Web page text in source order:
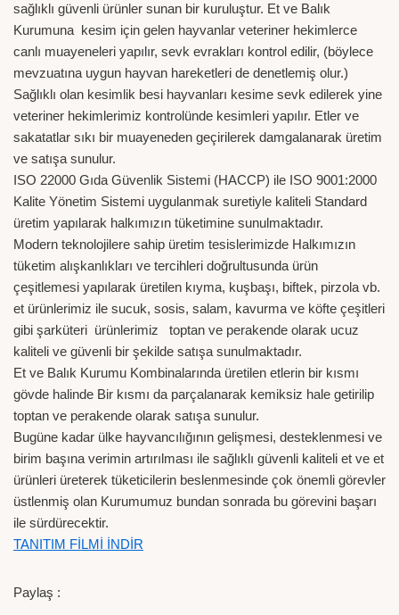
sağlıklı güvenli ürünler sunan bir kuruluştur. Et ve Balık
Kurumuna kesim için gelen hayvanlar veteriner hekimlerce
canlı muayeneleri yapılır, sevk evrakları kontrol edilir, (böylece
mevzuatına uygun hayvan hareketleri de denetlemiş olur.)
Sağlıklı olan kesimlik besi hayvanları kesime sevk edilerek yine
veteriner hekimlerimiz kontrolünde kesimleri yapılır. Etler ve
sakatatlar sıkı bir muayeneden geçirilerek damgalanarak üretim
ve satışa sunulur.
ISO 22000 Gıda Güvenlik Sistemi (HACCP) ile ISO 9001:2000
Kalite Yönetim Sistemi uygulanmak suretiyle kaliteli Standard
üretim yapılarak halkımızın tüketimine sunulmaktadır.
Modern teknolojilere sahip üretim tesislerimizde Halkımızın
tüketim alışkanlıkları ve tercihleri doğrultusunda ürün
çeşitlemesi yapılarak üretilen kıyma, kuşbaşı, biftek, pirzola vb.
et ürünlerimiz ile sucuk, sosis, salam, kavurma ve köfte çeşitleri
gibi şarküteri ürünlerimiz toptan ve perakende olarak ucuz
kaliteli ve güvenli bir şekilde satışa sunulmaktadır.
Et ve Balık Kurumu Kombinalarında üretilen etlerin bir kısmı
gövde halinde Bir kısmı da parçalanarak kemiksiz hale getirilip
toptan ve perakende olarak satışa sunulur.
Bugüne kadar ülke hayvancılığının gelişmesi, desteklenmesi ve
birim başına verimin artırılması ile sağlıklı güvenli kaliteli et ve et
ürünleri üreterek tüketicilerin beslenmesinde çok önemli görevler
üstlenmiş olan Kurumumuz bundan sonrada bu görevini başarı
ile sürdürecektir.
TANITIM FİLMİ İNDİR
Paylaş :